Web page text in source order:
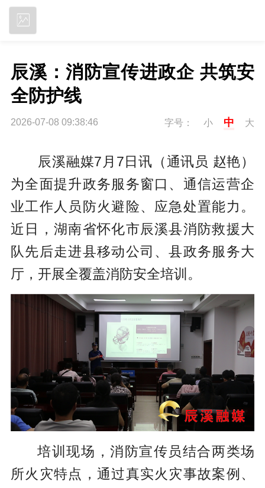
辰溪：消防宣传进政企 共筑安
全防护线
2026-07-08 09:38:46 字号： 小 中 大
辰溪融媒7月7日讯（通讯员 赵艳）
为全面提升政务服务窗口、通信运营企
业工作人员防火避险、应急处置能力。
近日，湖南省怀化市辰溪县消防救援大
队先后走进县移动公司、县政务服务大
厅，开展全覆盖消防安全培训。
培训现场，消防宣传员结合两类场
所火灾特点，通过真实火灾事故案例、